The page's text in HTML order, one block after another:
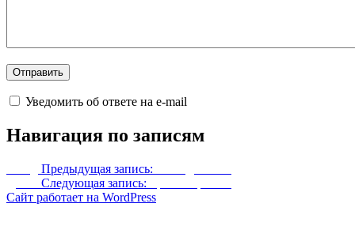
Уведомить об ответе на e-mail
Навигация по записям
Предыдущая запись:
Следующая запись:
Сайт работает на WordPress